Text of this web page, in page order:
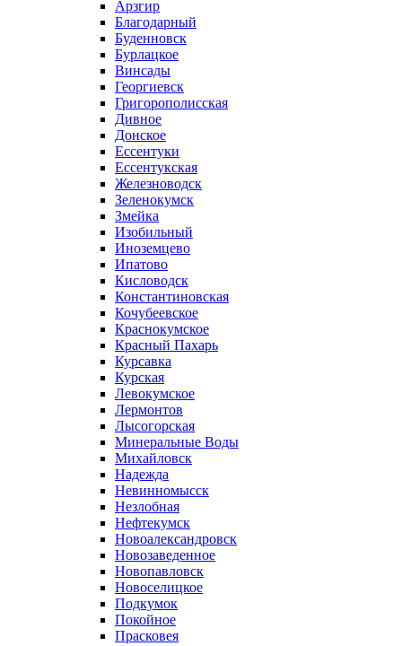
Арзгир
Благодарный
Буденновск
Бурлацкое
Винсады
Георгиевск
Григорополисская
Дивное
Донское
Ессентуки
Ессентукская
Железноводск
Зеленокумск
Змейка
Изобильный
Иноземцево
Ипатово
Кисловодск
Константиновская
Кочубеевское
Краснокумское
Красный Пахарь
Курсавка
Курская
Левокумское
Лермонтов
Лысогорская
Минеральные Воды
Михайловск
Надежда
Невинномысск
Незлобная
Нефтекумск
Новоалександровск
Новозаведенное
Новопавловск
Новоселицкое
Подкумок
Покойное
Прасковея